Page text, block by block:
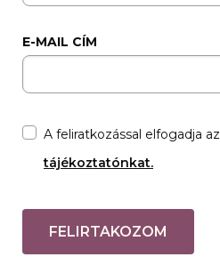
E-MAIL CÍM
A feliratkozással elfogadja az
tájékoztatónkat.
FELIRTAKOZOM